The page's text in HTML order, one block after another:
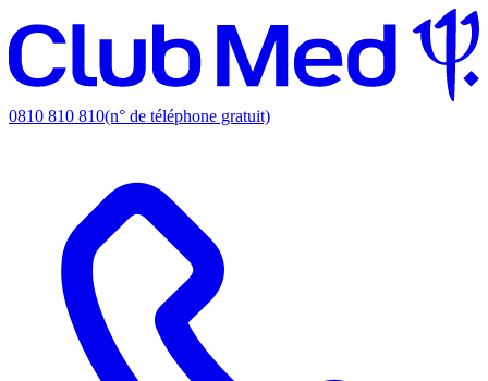
0810 810 810(n° de téléphone gratuit)